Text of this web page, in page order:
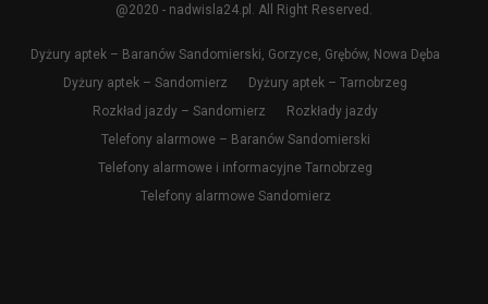
@2020 - nadwisla24.pl. All Right Reserved.
Dyżury aptek – Baranów Sandomierski, Gorzyce, Grębów, Nowa Dęba
Dyżury aptek – Sandomierz
Dyżury aptek – Tarnobrzeg
Rozkład jazdy – Sandomierz
Rozkłady jazdy
Telefony alarmowe – Baranów Sandomierski
Telefony alarmowe i informacyjne Tarnobrzeg
Telefony alarmowe Sandomierz